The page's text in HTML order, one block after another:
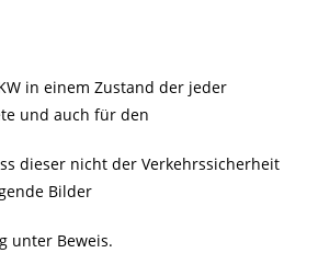
in einem Zustand der jeder
und auch für den
dieser nicht der Verkehrssicherheit
Bilder
unter Beweis.